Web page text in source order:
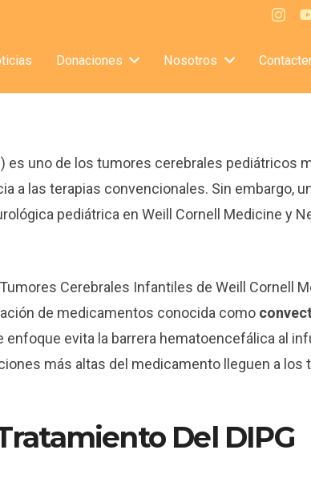
Donaciones Nosotros
es uno de los tumores cerebrales pediátricos
a las terapias convencionales. Sin embargo,
pediátrica en Weill Cornell Medicine y
Cerebrales Infantiles de Weill Cornell
de medicamentos conocida como
enfoque evita la barrera hematoencefálica al
más altas del medicamento lleguen a los
Del DIPG